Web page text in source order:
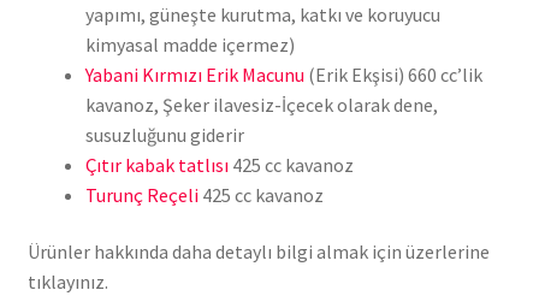
yapımı, güneşte kurutma, katkı ve koruyucu
kimyasal madde içermez)
Yabani Kırmızı Erik Macunu (Erik Ekşisi) 660 cc’lik
kavanoz, Şeker ilavesiz-İçecek olarak dene,
susuzluğunu giderir
Çıtır kabak tatlısı425 cc kavanoz
Turunç Reçeli425 cc kavanoz
Ürünler hakkında daha detaylı bilgi almak için üzerlerine
tıklayınız.